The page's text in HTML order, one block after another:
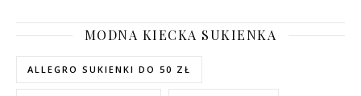
MODNA KIECKA SUKIENKA
ALLEGRO SUKIENKI DO 50 ZŁ